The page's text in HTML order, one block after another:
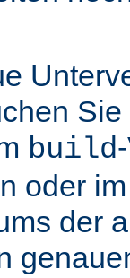
build
oder
der